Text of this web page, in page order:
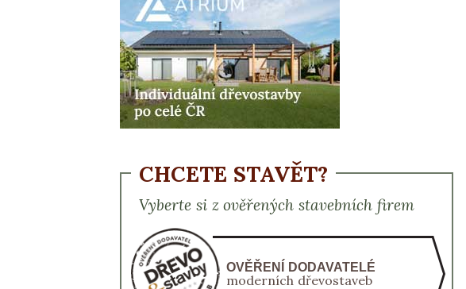
CHCETE STAVĚT?
Vyberte si z ověřených stavebních firem
OVĚŘENÍ DODAVATELÉ
moderních dřevostaveb